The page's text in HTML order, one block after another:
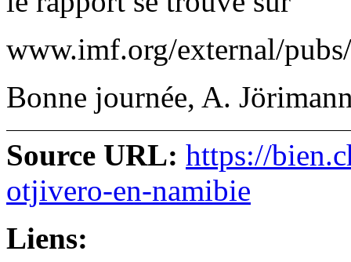
www.imf.org/external/
Bonne journée, A.
Source URL: https://
otjivero-en-namibie
Liens: